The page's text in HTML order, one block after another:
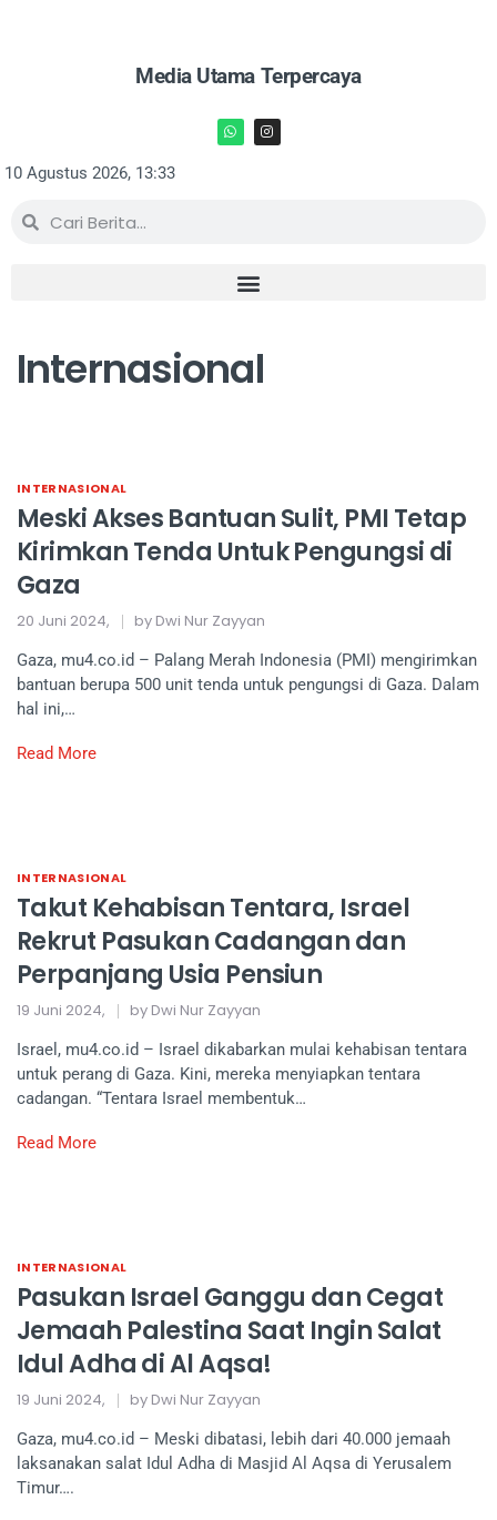
Media Utama Terpercaya
10 Agustus 2026, 13:33
Internasional
INTERNASIONAL
Meski Akses Bantuan Sulit, PMI Tetap
Kirimkan Tenda Untuk Pengungsi di
Gaza
20 Juni 2024, by Dwi Nur Zayyan
Gaza, mu4.co.id – Palang Merah Indonesia (PMI) mengirimkan
bantuan berupa 500 unit tenda untuk pengungsi di Gaza. Dalam
hal ini,…
Read More
INTERNASIONAL
Takut Kehabisan Tentara, Israel
Rekrut Pasukan Cadangan dan
Perpanjang Usia Pensiun
19 Juni 2024, by Dwi Nur Zayyan
Israel, mu4.co.id – Israel dikabarkan mulai kehabisan tentara
untuk perang di Gaza. Kini, mereka menyiapkan tentara
cadangan. “Tentara Israel membentuk…
Read More
INTERNASIONAL
Pasukan Israel Ganggu dan Cegat
Jemaah Palestina Saat Ingin Salat
Idul Adha di Al Aqsa!
19 Juni 2024, by Dwi Nur Zayyan
Gaza, mu4.co.id – Meski dibatasi, lebih dari 40.000 jemaah
laksanakan salat Idul Adha di Masjid Al Aqsa di Yerusalem
Timur….